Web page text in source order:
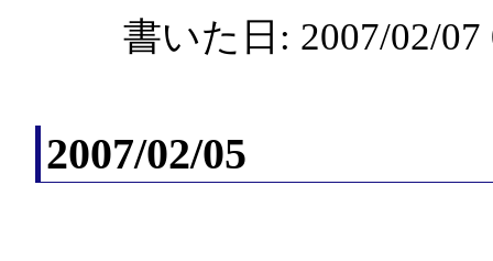
書いた日: 2007/02/
2007/02/05